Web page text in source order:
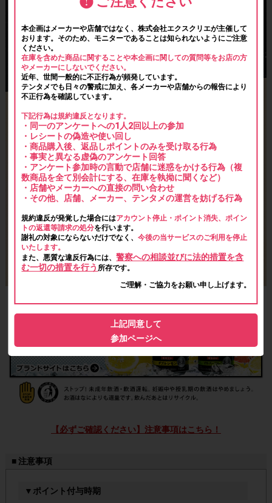
【必ずご確認ください】注意事項はこちら！
■ 注意事項
▼ポイント付与時期
本企画はメーカーや店舗ではなく、株式会社エクスクリエが主催して
おります。そのため、モニターであることは知られないようにご注意
ください。
在庫を含めた商品に関することや本企画に関しての質問等をお店の方
やメーカーにしないでください。
近年、世間一般的に不正行為が頻発しています。
テンタメでも日々の警戒に加え、各メーカーや店舗からの報告により
不正行為を確認しています。
下記行為は規約違反となります。
・同一のアンケートへの1人2回以上の参加
・レシートの偽造や使い回し
・商品購入後、返品しポイントのみを受け取る行為
・事実と異なる虚偽のアンケート回答
・アンケート参加時の言動で店舗に迷惑をかける行為（複
数商品を全て別会計にする、在庫を執拗に聞くなど）
・店舗やメーカーへの直接の問い合わせ
・その他、店舗、メーカー、テンタメの運営を妨げる行為
規約違反が発覚した場合にはアカウント停止・ポイント消失、ポイン
トの返還等請求の処分を行います。
謝礼の対象にならないだけでなく、今後の当サービスのご利用を停止
いたします。
また、悪質な違反行為には、警察への相談並びに法的措置を含
む一切の措置を行う 所存です。
ご理解・ご協力をお願い申し上げます。
上記同意して
参加ページへ